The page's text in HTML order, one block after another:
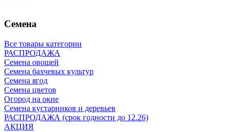
Семена
Все товары категории
РАСПРОДАЖА
Семена овощей
Семена бахчевых культур
Семена ягод
Семена цветов
Огород на окне
Семена кустарников и деревьев
РАСПРОДАЖА (срок годности до 12.26)
АКЦИЯ